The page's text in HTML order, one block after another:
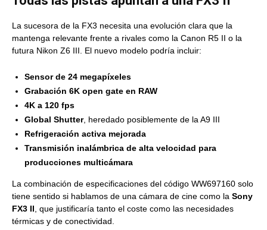
La sucesora de la FX3 necesita una evolución clara que la
mantenga relevante frente a rivales como la Canon R5 II o la
futura Nikon Z6 III. El nuevo modelo podría incluir:
Sensor de 24 megapíxeles
Grabación 6K open gate en RAW
4K a 120 fps
Global Shutter, heredado posiblemente de la A9 III
Refrigeración activa mejorada
Transmisión inalámbrica de alta velocidad para
producciones multicámara
La combinación de especificaciones del código WW697160 solo
tiene sentido si hablamos de una cámara de cine como la Sony
FX3 II , que justificaría tanto el coste como las necesidades
térmicas y de conectividad.